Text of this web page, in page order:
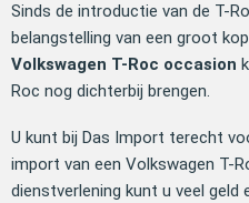
Sinds de introductie van de T-
belangstelling van een groot
Volkswagen T-Roc occasion
Roc nog dichterbij brengen.
U kunt bij Das Import terecht
import van een Volkswagen T-
dienstverlening kunt u veel geld